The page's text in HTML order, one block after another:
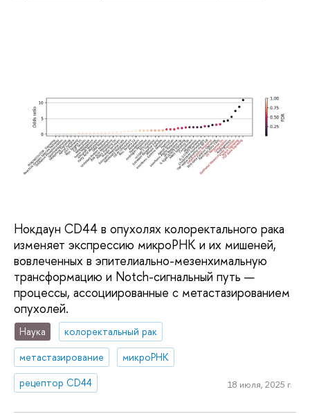
Нокдаун CD44 в опухолях колоректального рака
изменяет экспрессию микроРНК и их мишеней,
вовлеченных в эпителиально-мезенхимальную
трансформацию и Notch-сигнальный путь —
процессы, ассоциированные с метастазированием
опухолей.
Наука
колоректальный рак
метастазирование
микроРНК
рецептор CD44
18 июля, 2025 г.